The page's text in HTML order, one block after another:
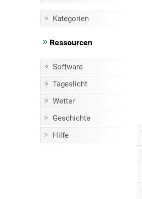
Kategorien
Ressourcen
Software
Tageslicht
Wetter
Geschichte
Hilfe